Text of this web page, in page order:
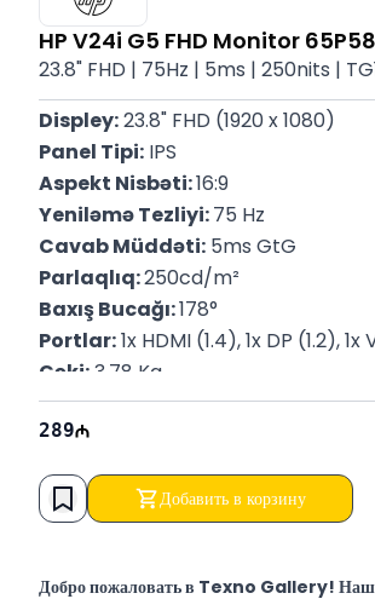
HP V24i G5 FHD Monitor
23.8" FHD | 75Hz | 5ms | 250nits |
Displey: 23.8" FHD (1920 x 1080)
Panel Tipi: IPS
Aspekt Nisbəti: 16:9
Yeniləmə Tezliyi: 75 Hz
Cavab Müddəti: 5ms GtG
Parlaqlıq: 250cd/m²
Baxış Bucağı: 178°
Portlar: 1x HDMI (1.4), 1x DP (1.2), 1x
Çəki: 3.78 Kq
P/N: 65P58E9
Zəmanət:
289
Добавить в корзину
Добро пожаловать в Texno Gallery! Наш